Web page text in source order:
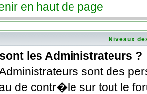
en haut de page
Niveaux
les Administrateurs ?
sont des
de contr�le sur tout le